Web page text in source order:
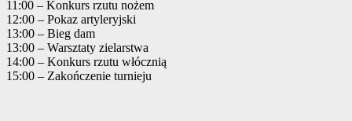
11:00 – Konkurs rzutu nożem
12:00 – Pokaz artyleryjski
13:00 – Bieg dam
13:00 – Warsztaty zielarstwa
14:00 – Konkurs rzutu włócznią
15:00 – Zakończenie turnieju